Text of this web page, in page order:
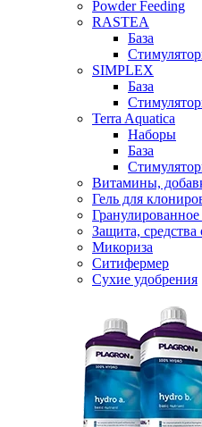
Powder Feeding
RASTEA
База
SIMPLEX
База
Terra Aquatica
Наборы
База
Витамины,
Гель для
Защита, средства
Микориза
Ситифермер
Сухие удобрения